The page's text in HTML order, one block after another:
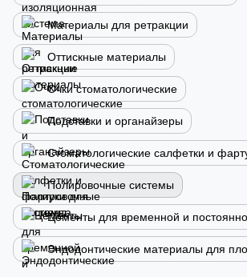
Материалы для ретракции
Оттискные материалы
Очки стоматологические
Подставки и органайзеры
Стоматологические салфетки и
Полировочные системы
Цементы для временной и